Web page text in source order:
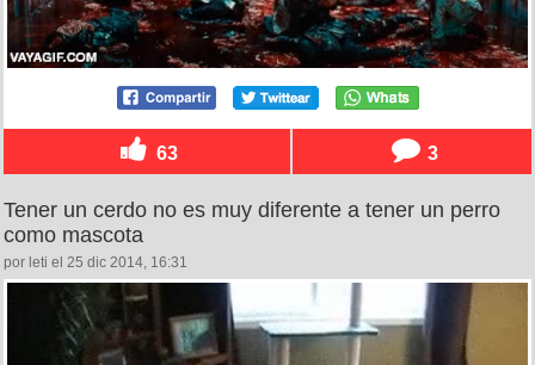
63 3
Tener un cerdo no es muy diferente a tener un perro
como mascota
por leti el 25 dic 2014, 16:31